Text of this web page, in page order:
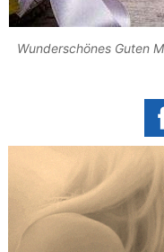
Wunderschönes Guten